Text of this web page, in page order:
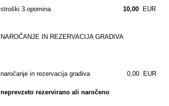
stroški 3.opomina 10,00 EUR
NAROČANJE IN REZERVACIJA GRADIVA
naročanje in rezervacija gradiva 0,00 EUR
neprevzeto rezervirano ali naročeno